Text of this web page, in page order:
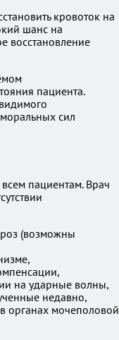
кровоток на
шанс на
восстановление
пациента.
моральных сил
пациентам. Врач
(возможны
на ударные волны,
недавно,
органах мочеполовой